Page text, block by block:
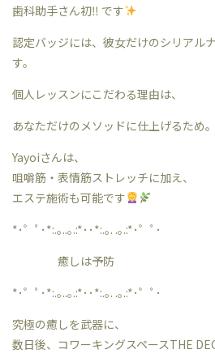
歯科助手さん初‼︎ です
認定バッジには、彼女だけのシリアル
す。
個人レッスンにこだわる理由は、
あなただけのメソッドに仕上げるため。
Yayoiさんは、
咀嚼筋・表情筋ストレッチに加え、
エステ施術も可能です
*･゜ﾟ･*:.｡..｡.:*･･*:.｡. .｡.:*･゜ﾟ･
癒しは予防
*･゜ﾟ･*:.｡..｡.:*･･*:.｡. .｡.:*･゜ﾟ･
究極の癒しを武器に、
数日後、コワーキングスペースTHE